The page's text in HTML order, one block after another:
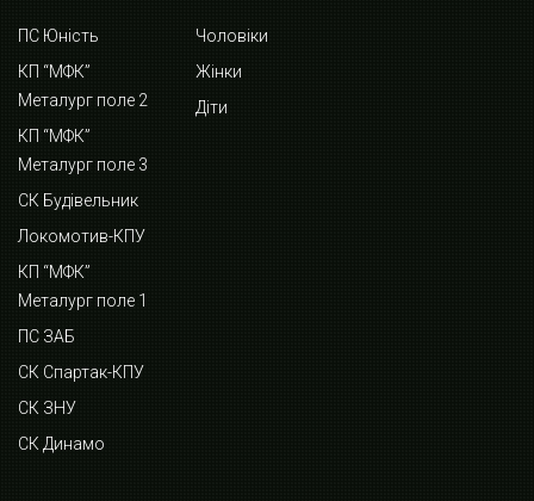
ПС Юність
КП “МФК”
Металург поле 2
КП “МФК”
Металург поле 3
СК Будівельник
Локомотив-КПУ
КП “МФК”
Металург поле 1
ПС ЗАБ
СК Спартак-КПУ
СК ЗНУ
СК Динамо
Чоловіки
Жінки
Діти